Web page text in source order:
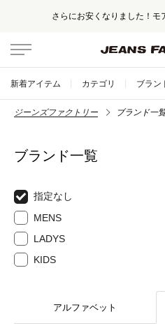
さらにお安くなりました！モ
新着アイテム カテゴリ ブラン
ジーンズファクトリー ブランド一
ブランド一覧
指定なし
MENS
LADYS
KIDS
アルファベット